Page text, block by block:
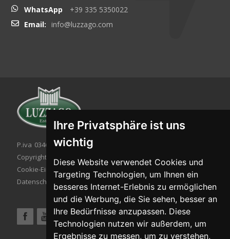
Ihre Privatsphäre ist uns
wichtig
Diese Website verwendet Cookies und
Targeting Technologien, um Ihnen ein
besseres Internet-Erlebnis zu ermöglichen
und die Werbung, die Sie sehen, besser an
Ihre Bedürfnisse anzupassen. Diese
Technologien nutzen wir außerdem, um
Ergebnisse zu messen, um zu verstehen,
WhatsApp
+39 335 5350022
Email:
info@luzzago.com
P.iva 03467320986 - C.F. 03467320986
Copyright © 2026. All rights reserved.
Cookie-Einstellung
| Cookie-Politik
Datenschutzbestimmungen